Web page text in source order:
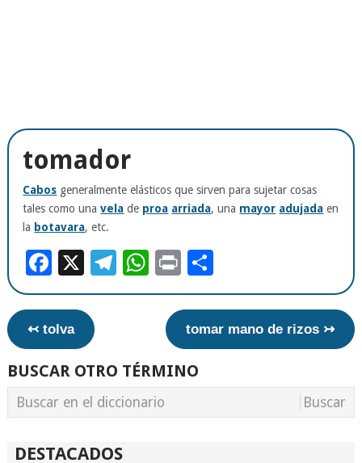
tomador
Cabos generalmente elásticos que sirven para sujetar cosas
tales como unavela de proa arriada, una mayor adujada en
la botavara, etc.
Facebook
X Telegram
WhatsApp
Print
↢ tolva tomar mano de rizos ↣
BUSCAR OTRO TÉRMINO
DESTACADOS